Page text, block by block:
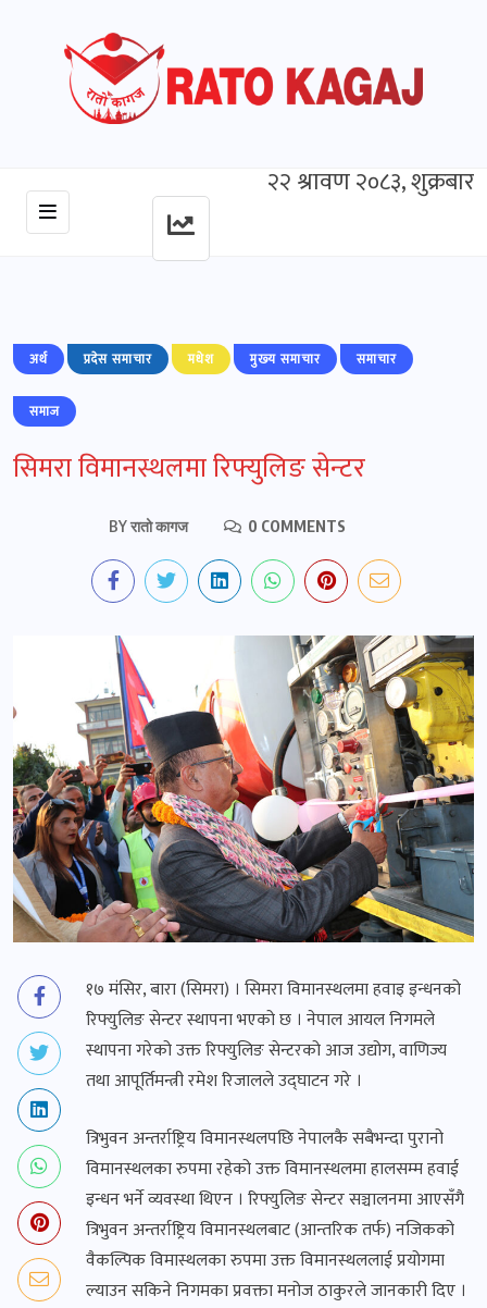
२२ श्रावण २०८३, शुक्रबार
अर्थ प्रदेस समाचार मधेश मुख्‍य समाचार समाचार
समाज
सिमरा विमानस्थलमा रिफ्युलिङ सेन्टर
BYरातो कागज 0 COMMENTS
१७ मंसिर, बारा (सिमरा) । सिमरा विमानस्थलमा हवाइ इन्धनको
रिफ्युलिङ सेन्टर स्थापना भएको छ । नेपाल आयल निगमले
स्थापना गरेको उक्त रिफ्युलिङ सेन्टरको आज उद्योग, वाणिज्य
तथा आपूर्तिमन्त्री रमेश रिजालले उद्घाटन गरे ।
त्रिभुवन अन्तर्राष्ट्रिय विमानस्थलपछि नेपालकै सबैभन्दा पुरानो
विमानस्थलका रुपमा रहेको उक्त विमानस्थलमा हालसम्म हवाई
इन्धन भर्ने व्यवस्था थिएन । रिफ्युलिङ सेन्टर सञ्चालनमा आएसँगै
त्रिभुवन अन्तर्राष्ट्रिय विमानस्थलबाट (आन्तरिक तर्फ) नजिकको
वैकल्पिक विमास्थलका रुपमा उक्त विमानस्थललाई प्रयोगमा
ल्याउन सकिने निगमका प्रवक्ता मनोज ठाकुरले जानकारी दिए ।